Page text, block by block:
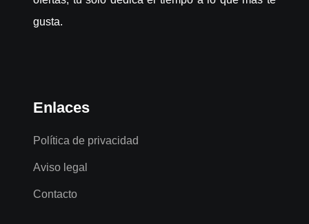
gusta.
Enlaces
Política de privacidad
Aviso legal
Contacto